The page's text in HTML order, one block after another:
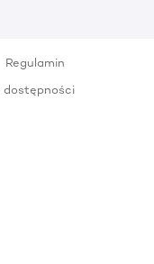
Regulamin
dostępności